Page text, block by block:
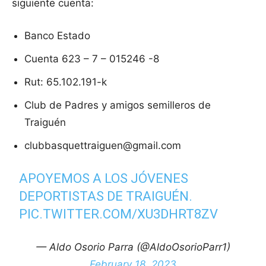
siguiente cuenta:
Banco Estado
Cuenta 623 – 7 – 015246 -8
Rut: 65.102.191-k
Club de Padres y amigos semilleros de
Traiguén
clubbasquettraiguen@gmail.com
APOYEMOS A LOS JÓVENES
DEPORTISTAS DE TRAIGUÉN.
PIC.TWITTER.COM/XU3DHRT8ZV
— Aldo Osorio Parra (@AldoOsorioParr1)